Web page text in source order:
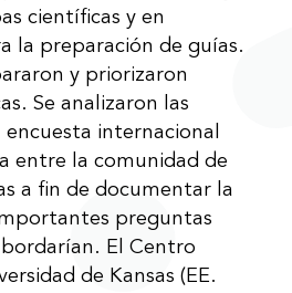
científicas y en
la preparación de guías.
y priorizaron
Se analizaron las
encuesta internacional
entre la comunidad de
a fin de documentar la
preguntas
El Centro
de Kansas (EE.